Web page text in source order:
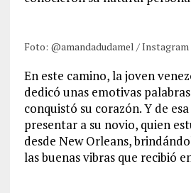
Foto: @amandadudamel / Instagram
En este camino, la joven
dedicó unas emotivas
conquistó su corazón. Y de
presentar a su novio, quien
desde New Orleans,
las buenas vibras que recibió